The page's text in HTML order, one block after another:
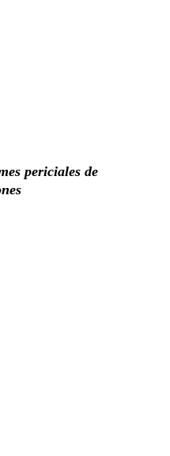
periciales de